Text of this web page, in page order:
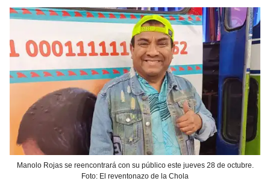
Manolo Rojas se reencontrará con su público este jueves 28 de octubre.
Foto: El reventonazo de la Chola